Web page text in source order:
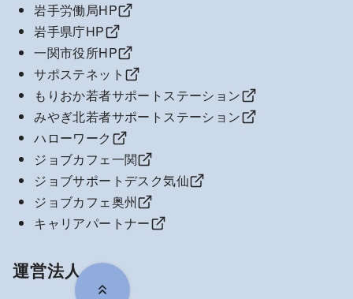
岩手労働局HP
岩手県庁HP
一関市役所HP
サポステネット
もりおか若者サポートステーション
みやぎ北若者サポートステーション
ハローワーク
ジョブカフェ一関
ジョブサポートデスク気仙
ジョブカフェ奥州
キャリアパートナー
運営法人